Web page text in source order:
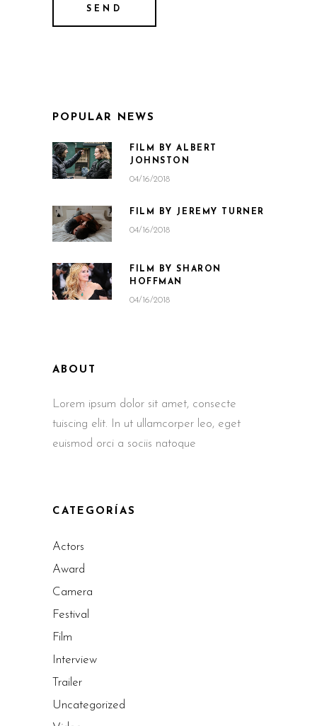
POPULAR NEWS
FILM BY ALBERT
JOHNSTON
04/16/2018
FILM BY JEREMY TURNER
04/16/2018
FILM BY SHARON
HOFFMAN
04/16/2018
ABOUT
Lorem ipsum dolor sit amet, consecte
tuiscing elit. In ut ullamcorper leo, eget
euismod orci a sociis natoque
CATEGORÍAS
Actors
Award
Camera
Festival
Film
Interview
Trailer
Uncategorized